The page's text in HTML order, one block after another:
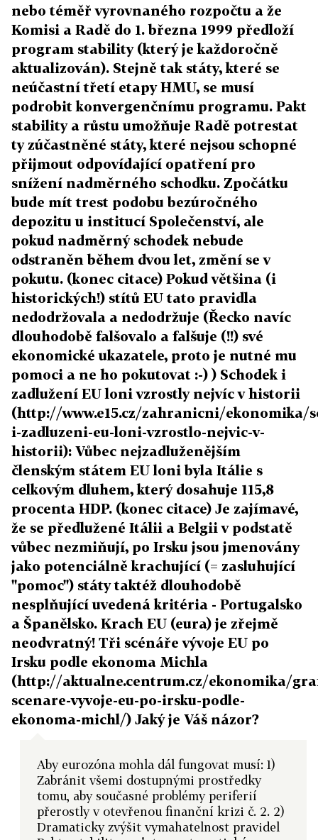
nebo téměř vyrovnaného rozpočtu a že
Komisi a Radě do 1. března 1999 předloží
program stability (který je každoročně
aktualizován). Stejně tak státy, které se
neúčastní třetí etapy HMU, se musí
podrobit konvergenčnímu programu. Pakt
stability a růstu umožňuje Radě potrestat
ty zúčastněné státy, které nejsou schopné
přijmout odpovídající opatření pro
snížení nadměrného schodku. Zpočátku
bude mít trest podobu bezúročného
depozitu u institucí Společenství, ale
pokud nadměrný schodek nebude
odstraněn během dvou let, změní se v
pokutu. (konec citace) Pokud většina (i
historických!) stítů EU tato pravidla
nedodržovala a nedodržuje (Řecko navíc
dlouhodobě falšovalo a falšuje (!!) své
ekonomické ukazatele, proto je nutné mu
pomoci a ne ho pokutovat :-) ) Schodek i
zadlužení EU loni vzrostly nejvíc v historii
(http://www.e15.cz/zahranicni/ekonomika/
i-zadluzeni-eu-loni-vzrostlo-nejvic-v-
historii): Vůbec nejzadluženějším
členským státem EU loni byla Itálie s
celkovým dluhem, který dosahuje 115,8
procenta HDP. (konec citace) Je zajímavé,
že se předlužené Itálii a Belgii v podstatě
vůbec nezmiňují, po Irsku jsou jmenovány
jako potenciálně krachující (= zasluhující
"pomoc") státy taktéž dlouhodobě
nesplňující uvedená kritéria - Portugalsko
a Španělsko. Krach EU (eura) je zřejmě
neodvratný! Tři scénáře vývoje EU po
Irsku podle ekonoma Michla
(http://aktualne.centrum.cz/ekonomika/
scenare-vyvoje-eu-po-irsku-podle-
ekonoma-michl/) Jaký je Váš názor?
Aby eurozóna mohla dál fungovat musí: 1)
Zabránit všemi dostupnými prostředky
tomu, aby současné problémy periferií
přerostly v otevřenou finanční krizi č. 2. 2)
Dramaticky zvýšit vymahatelnost pravidel